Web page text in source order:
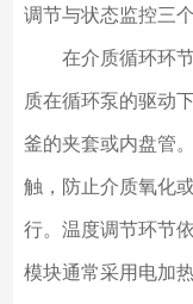
调节与状态监控三个
在介质循环环节
质在循环泵的驱动
釜的夹套或内盘管
触，防止介质氧化
行。温度调节环节
模块通常采用电加